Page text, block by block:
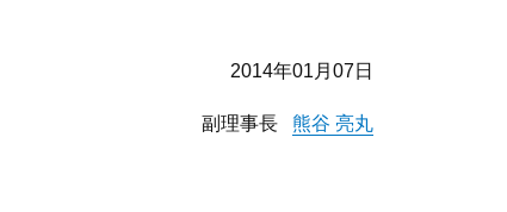
2014年01月07日
副理事長 熊谷 亮丸